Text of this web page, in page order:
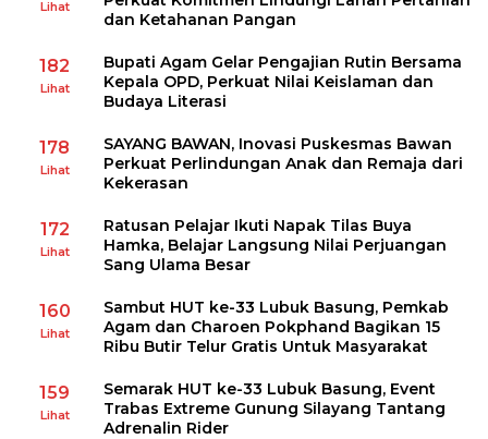
Lihat
dan Ketahanan Pangan
182
Lihat
Bupati Agam Gelar Pengajian Rutin Bersama
Kepala OPD, Perkuat Nilai Keislaman dan
Budaya Literasi
178
Lihat
SAYANG BAWAN, Inovasi Puskesmas Bawan
Perkuat Perlindungan Anak dan Remaja dari
Kekerasan
172
Lihat
Ratusan Pelajar Ikuti Napak Tilas Buya
Hamka, Belajar Langsung Nilai Perjuangan
Sang Ulama Besar
160
Lihat
Sambut HUT ke-33 Lubuk Basung, Pemkab
Agam dan Charoen Pokphand Bagikan 15
Ribu Butir Telur Gratis Untuk Masyarakat
159
Lihat
Semarak HUT ke-33 Lubuk Basung, Event
Trabas Extreme Gunung Silayang Tantang
Adrenalin Rider